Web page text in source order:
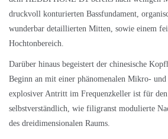
druckvoll konturierten Bassfundament,
wunderbar detaillierten Mitten, sowie einem
Hochtonbereich.
Darüber hinaus begeistert der chinesische
Beginn an mit einer phänomenalen Mikro-
explosiver Antritt im Frequenzkeller ist für
selbstverständlich, wie filigranst modulierte
des dreidimensionalen Raums.